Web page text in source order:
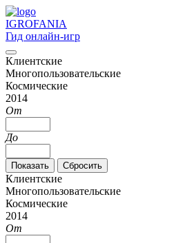
IGROFANIA
Гид онлайн-игр
Клиентские
Многопользовательские
Космические
2014
От
До
Клиентские
Многопользовательские
Космические
2014
От